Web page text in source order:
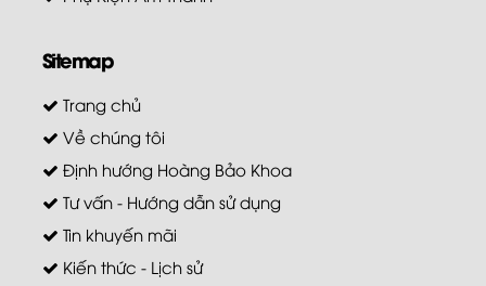
Sitemap
Trang chủ
Về chúng tôi
Định hướng Hoàng Bảo Khoa
Tư vấn - Hướng dẫn sử dụng
Tin khuyến mãi
Kiến thức - Lịch sử